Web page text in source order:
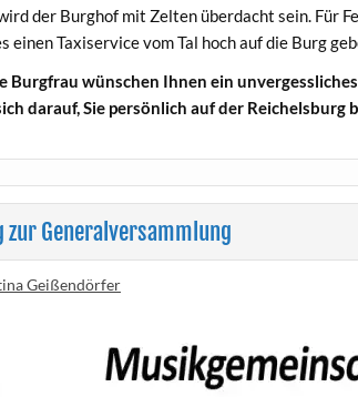
der Burghof mit Zelten überdacht sein. Für
einen Taxiservice vom Tal hoch auf die Burg
Burgfrau wünschen Ihnen ein
darauf, Sie persönlich auf der Reichelsburg
zur Generalversammlung
Geißendörfer